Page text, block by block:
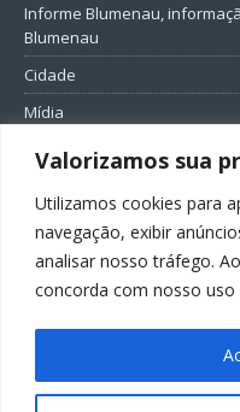
Valorizamos sua
Utilizamos cookies para
navegação, exibir
analisar nosso tráfego.
concorda com nosso uso
Informe Blumenau,
Blumenau
Cidade
Mídia
Entretenimento
Política
FIQUE CONECTADO